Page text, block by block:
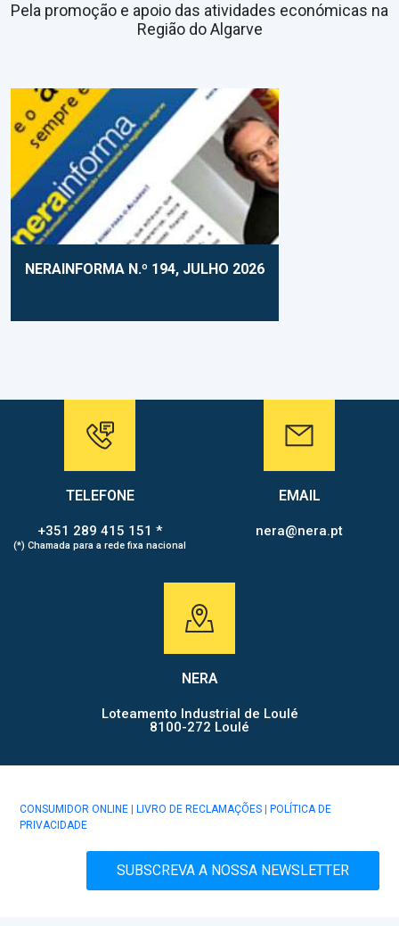
Pela promoção e apoio das atividades económicas na
Região do Algarve
NERAINFORMA N.º 194, JULHO 2026
TELEFONE
+351 289 415 151 *
(*) Chamada para a rede fixa nacional
EMAIL
nera@nera.pt
NERA
Loteamento Industrial de Loulé
8100-272 Loulé
CONSUMIDOR ONLINE LIVRO DE RECLAMAÇÕES
POLÍTICA DE
PRIVACIDADE
SUBSCREVA A NOSSA NEWSLETTER